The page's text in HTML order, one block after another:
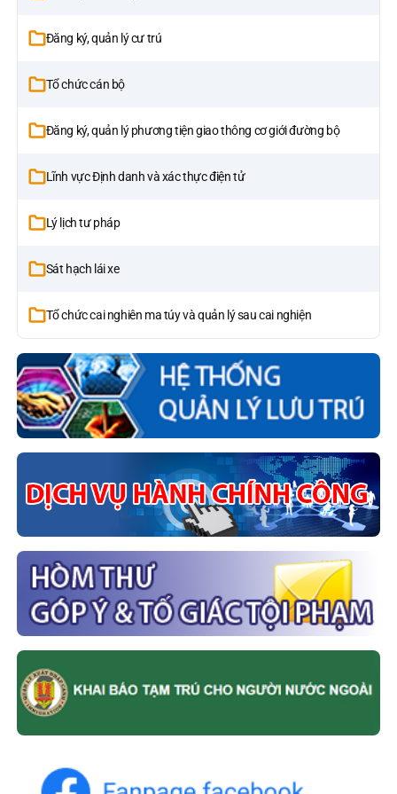
Đăng ký, quản lý cư trú
Tổ chức cán bộ
Đăng ký, quản lý phương tiện giao thông cơ giới đường bộ
Lĩnh vực Định danh và xác thực điện tử
Lý lịch tư pháp
Sát hạch lái xe
Tổ chức cai nghiên ma túy và quản lý sau cai nghiện